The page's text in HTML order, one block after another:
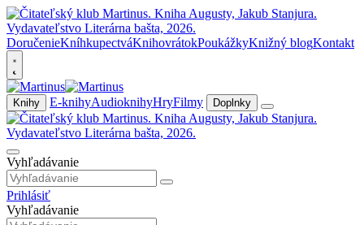
DoručenieKníhkupectváKnihovrátokPoukážkyKnižný blogKontakt
Knihy E-knihyAudioknihyHryFilmy Doplnky
Vyhľadávanie
Prihlásiť
Vyhľadávanie